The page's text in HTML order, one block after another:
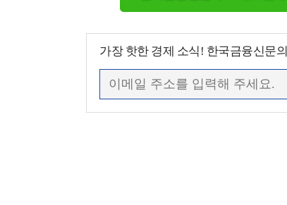
가장 핫한 경제 소식! 한국금융신문의